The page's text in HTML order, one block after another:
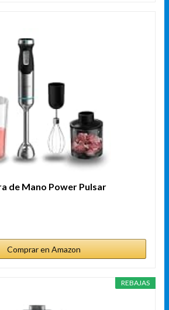
de Mano Power Pulsar
Comprar en Amazon
REBAJAS